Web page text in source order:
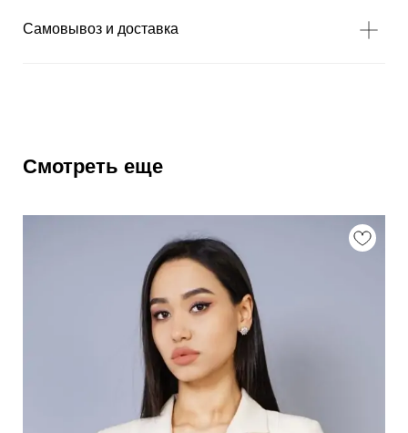
Самовывоз и доставка
Смотреть еще